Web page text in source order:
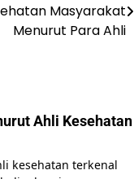
Masyarakat
Menurut Para Ahli
Ahli Kesehatan
kesehatan terkenal